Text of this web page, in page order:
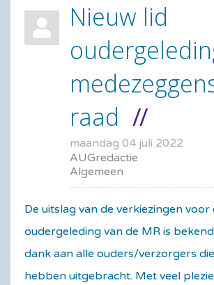
Nieuw lid
raad
maandag 04 juli 2022
AUGredactie
Algemeen
De uitslag van de verkiezingen voor
oudergeleding van de MR is
dank aan alle ouders/verzorgers
hebben uitgebracht. Met veel